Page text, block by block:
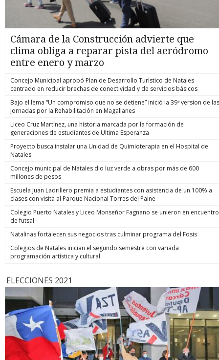
Cámara de la Construcción advierte que
clima obliga a reparar pista del aeródromo
entre enero y marzo
Concejo Municipal aprobó Plan de Desarrollo Turístico de Natales
centrado en reducir brechas de conectividad y de servicios básicos
Bajo el lema “Un compromiso que no se detiene” inició la 39ª version de las
Jornadas por la Rehabilitación en Magallanes
Liceo Cruz Martínez, una historia marcada por la formación de
generaciones de estudiantes de Ultima Esperanza
Proyecto busca instalar una Unidad de Quimioterapia en el Hospital de
Natales
Concejo municipal de Natales dio luz verde a obras por más de 600
millones de pesos
Escuela Juan Ladrillero premia a estudiantes con asistencia de un 100% a
clases con visita al Parque Nacional Torres del Paine
Colegio Puerto Natales y Liceo Monseñor Fagnano se unieron en encuentro
de futsal
Natalinas fortalecen sus negocios tras culminar programa del Fosis
Colegios de Natales inician el segundo semestre con variada
programación artística y cultural
ELECCIONES 2021